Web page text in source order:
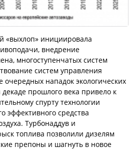
«выхлоп» иниции­ровала
внедрение
многоступенчатых систем
систем управления
нападок экологических
прошлого века привело к
спурту технологии
эффективного средства
Турбонаддув и
топлива позволили дизелям
препоны и шагнуть в новое